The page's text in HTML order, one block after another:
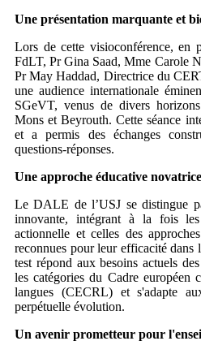
Une présentation marquante et
Lors de cette visioconférence, en
FdLT, Pr Gina Saad, Mme Carole
Pr May Haddad, Directrice du
une audience internationale
SGeVT, venus de divers
Mons et Beyrouth. Cette séance
et a permis des échanges
questions-réponses.
Une approche éducative novatrice
Le DALE de l’USJ se distingue
innovante, intégrant à la fois
actionnelle et celles des
reconnues pour leur efficacité dans
test répond aux besoins actuels
les catégories du Cadre européen
langues (CECRL) et s'adapte
perpétuelle évolution.
Un avenir prometteur pour